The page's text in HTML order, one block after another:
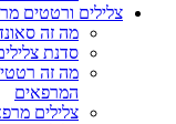
צלילים ורטטים
מה זה
סדנת
מה זה
המרפאים
צלילים